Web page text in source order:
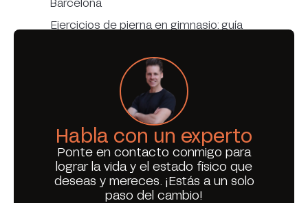
Ejercicios de pierna en gimnasio: guía
Habla con un experto
Ponte en contacto conmigo para
lograr la vida y el estado físico que
deseas y mereces. ¡Estás a un solo
paso del cambio!